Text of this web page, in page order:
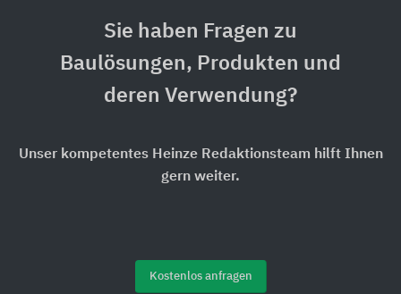
Sie haben Fragen zu
Baulösungen, Produkten und
deren Verwendung?
Unser kompetentes Heinze Redaktionsteam hilft Ihnen
gern weiter.
Kostenlos anfragen